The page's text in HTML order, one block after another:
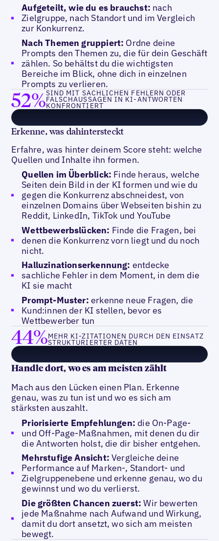
Aufgeteilt, wie du es brauchst: nach
Zielgruppe, nach Standort und im Vergleich
zur Konkurrenz.
Nach Themen gruppiert: Ordne deine
Prompts den Themen zu, die für dein Geschäft
zählen. So behältst du die wichtigsten
Bereiche im Blick, ohne dich in einzelnen
Prompts zu verlieren.
52%SIND MIT SACHLICHEN FEHLERN ODER
FALSCHAUSSAGEN IN KI-ANTWORTEN
KONFRONTIERT
Erkenne, was dahintersteckt
Erfahre, was hinter deinem Score steht: welche
Quellen und Inhalte ihn formen.
Quellen im Überblick: Finde heraus, welche
Seiten dein Bild in der KI formen und wie du
gegen die Konkurrenz abschneidest, von
einzelnen Domains über Webseiten bishin zu
Reddit, LinkedIn, TikTok und YouTube
Wettbewerbslücken: Finde die Fragen, bei
denen die Konkurrenz vorn liegt und du noch
nicht.
Halluzinationserkennung: entdecke
sachliche Fehler in dem Moment, in dem die
KI sie macht
Prompt-Muster:erkenne neue Fragen, die
Kund:innen der KI stellen, bevor es
Wettbewerber tun
44%MEHR KI-ZITATIONEN DURCH DEN EINSATZ
STRUKTURIERTER DATEN
Handle dort, wo es am meisten zählt
Mach aus den Lücken einen Plan. Erkenne
genau, was zu tun ist und wo es sich am
stärksten auszahlt.
Priorisierte Empfehlungen: die On-Page-
und Off-Page-Maßnahmen, mit denen du dir
die Antworten holst, die dir bisher entgehen.
Mehrstufige Ansicht: Vergleiche deine
Performance auf Marken-, Standort- und
Zielgruppenebene und erkenne genau, wo du
gewinnst und wo du verlierst.
Die größten Chancen zuerst: Wir bewerten
jede Maßnahme nach Aufwand und Wirkung,
damit du dort ansetzt, wo sich am meisten
bewegt.